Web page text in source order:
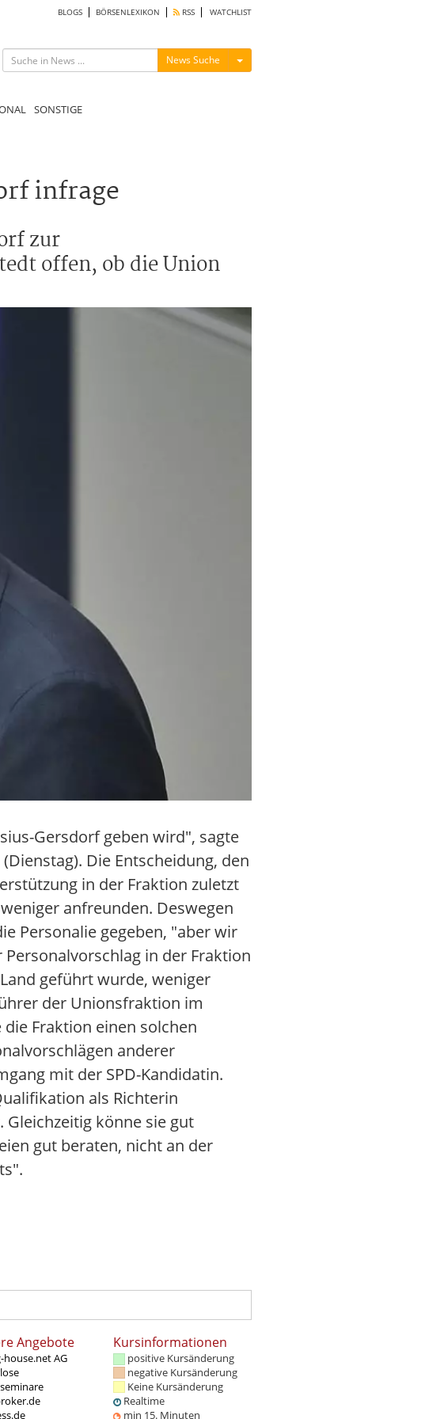
BLOGS BÖRSENLEXIKON RSS WATCHLIST
News Suche Menü ein-/ausblenden
SONSTIGE
infrage
zur
offen, ob die Union
Gersdorf geben wird", sagte
Die Entscheidung, den
in der Fraktion zuletzt
anfreunden. Deswegen
Personalie gegeben, "aber wir
in der Fraktion
geführt wurde, weniger
der Unionsfraktion im
Fraktion einen solchen
anderer
mit der SPD-Kandidatin.
als Richterin
könne sie gut
gut beraten, nicht an der
Angebote
AG
Kursinformationen
positive Kursänderung
negative Kursänderung
Keine Kursänderung
Realtime
min 15. Minuten